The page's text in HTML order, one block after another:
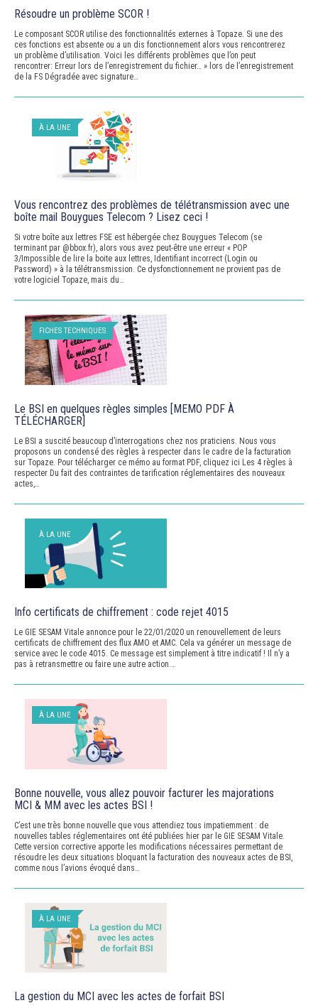
Résoudre un problème SCOR !
Le composant SCOR utilise des fonctionnalités externes à Topaze. Si une des
ces fonctions est absente ou a un dis fonctionnement alors vous rencontrerez
un problème d’utilisation. Voici les différents problèmes que l’on peut
rencontrer: Erreur lors de l’enregistrement du fichier… » lors de l’enregistrement
de la FS Dégradée avec signature…
À LA UNE
Vous rencontrez des problèmes de télétransmission avec une
boîte mail Bouygues Telecom ? Lisez ceci !
Si votre boîte aux lettres FSE est hébergée chez Bouygues Telecom (se
terminant par @bbox.fr), alors vous avez peut-être une erreur « POP
3/Impossible de lire la boite aux lettres, Identifiant incorrect (Login ou
Password) » à la télétransmission. Ce dysfonctionnement ne provient pas de
votre logiciel Topaze, mais du…
FICHES TECHNIQUES
Le BSI en quelques règles simples [MEMO PDF À
TÉLÉCHARGER]
Le BSI a suscité beaucoup d’interrogations chez nos praticiens. Nous vous
proposons un condensé des règles à respecter dans le cadre de la facturation
sur Topaze. Pour télécharger ce mémo au format PDF, cliquez ici Les 4 règles à
respecter Du fait des contraintes de tarification réglementaires des nouveaux
actes,…
À LA UNE
Info certificats de chiffrement : code rejet 4015
Le GIE SESAM Vitale annonce pour le 22/01/2020 un renouvellement de leurs
certificats de chiffrement des flux AMO et AMC. Cela va générer un message de
service avec le code 4015. Ce message est simplement à titre indicatif ! Il n’y a
pas à retransmettre ou faire une autre action.…
À LA UNE
Bonne nouvelle, vous allez pouvoir facturer les majorations
MCI & MM avec les actes BSI !
C’est une très bonne nouvelle que vous attendiez tous impatiemment : de
nouvelles tables réglementaires ont été publiées hier par le GIE SESAM Vitale.
Cette version corrective apporte les modifications nécessaires permettant de
résoudre les deux situations bloquant la facturation des nouveaux actes de BSI,
comme nous l’avions évoqué dans…
À LA UNE
La gestion du MCI avec les actes de forfait BSI